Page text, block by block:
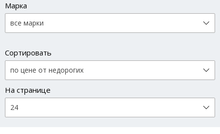
Марка
Сортировать
На странице